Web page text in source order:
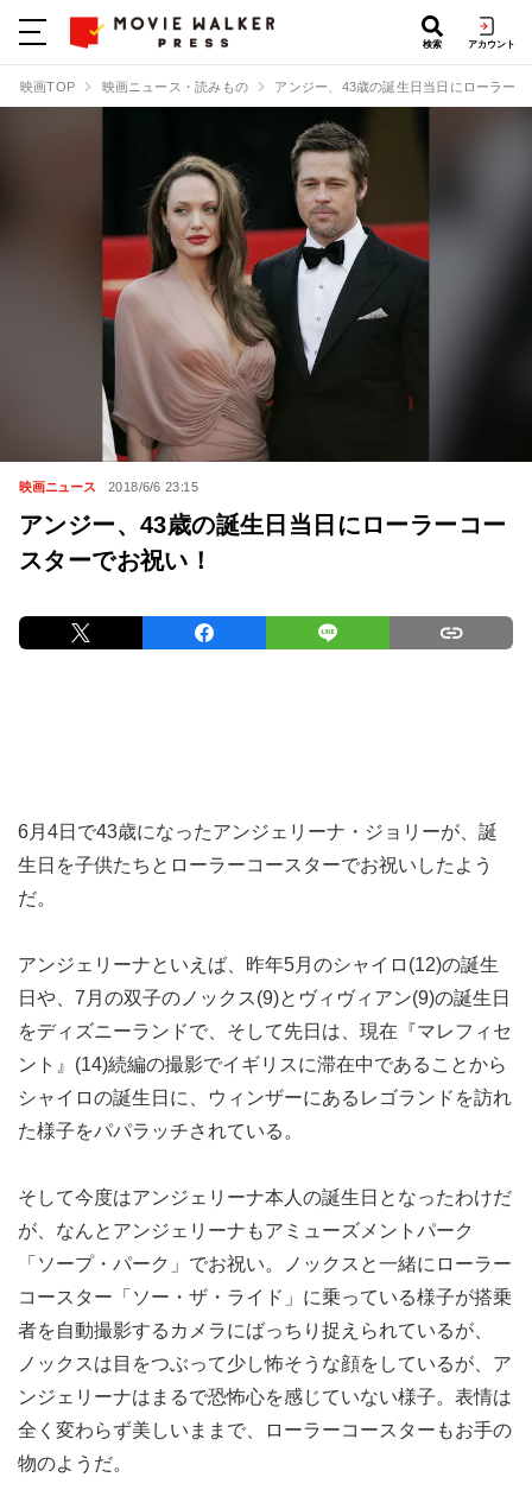
検索 アカウント
映画TOP 映画ニュース・読みもの アンジー、43歳の誕生日当日にローラー
映画ニュース 2018/6/6 23:15
アンジー、43歳の誕生日当日にローラーコー
スターでお祝い！
6月4日で43歳になったアンジェリーナ・ジョリーが、誕
生日を子供たちとローラーコースターでお祝いしたよう
だ。
アンジェリーナといえば、昨年5月のシャイロ(12)の誕生
日や、7月の双子のノックス(9)とヴィヴィアン(9)の誕生日
をディズニーランドで、そして先日は、現在『マレフィセ
ント』(14)続編の撮影でイギリスに滞在中であることから
シャイロの誕生日に、ウィンザーにあるレゴランドを訪れ
た様子をパパラッチされている。
そして今度はアンジェリーナ本人の誕生日となったわけだ
が、なんとアンジェリーナもアミューズメントパーク
「ソープ・パーク」でお祝い。ノックスと一緒にローラー
コースター「ソー・ザ・ライド」に乗っている様子が搭乗
者を自動撮影するカメラにばっちり捉えられているが、
ノックスは目をつぶって少し怖そうな顔をしているが、ア
ンジェリーナはまるで恐怖心を感じていない様子。表情は
全く変わらず美しいままで、ローラーコースターもお手の
物のようだ。